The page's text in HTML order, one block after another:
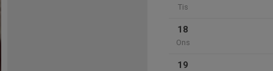
Tis
18
Ons
19